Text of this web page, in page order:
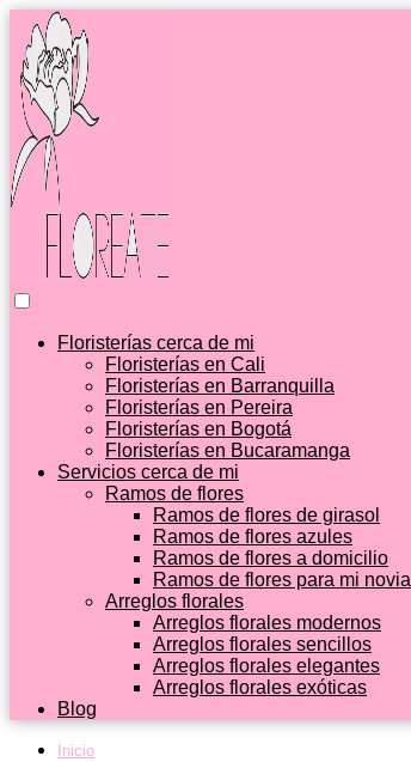
Floristerías cerca de mi
Floristerías en Cali
Floristerías en Barranquilla
Floristerías en Pereira
Floristerías en Bogotá
Floristerías en Bucaramanga
Servicios cerca de mi
Ramos de flores
Ramos de flores de girasol
Ramos de flores azules
Ramos de flores a domicilio
Ramos de flores para mi novia
Arreglos florales
Arreglos florales modernos
Arreglos florales sencillos
Arreglos florales elegantes
Arreglos florales exóticas
Blog
Inicio